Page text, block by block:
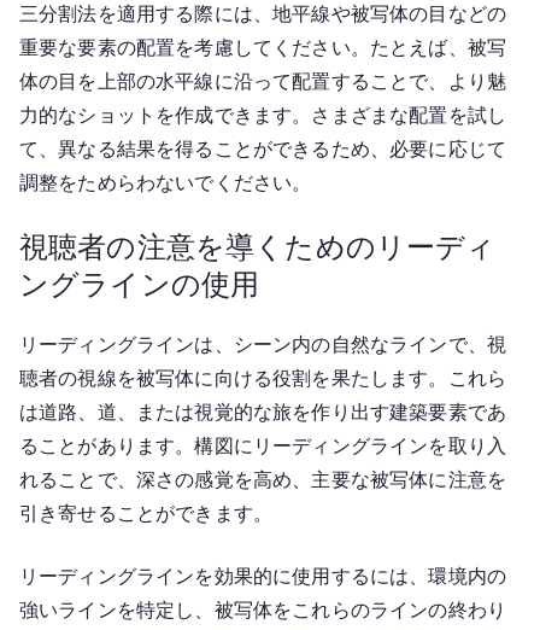
三分割法を適用する際には、地平線や被写体の目などの
重要な要素の配置を考慮してください。たとえば、被写
体の目を上部の水平線に沿って配置することで、より魅
力的なショットを作成できます。さまざまな配置を試し
て、異なる結果を得ることができるため、必要に応じて
調整をためらわないでください。
視聴者の注意を導くためのリーディ
ングラインの使用
リーディングラインは、シーン内の自然なラインで、視
聴者の視線を被写体に向ける役割を果たします。これら
は道路、道、または視覚的な旅を作り出す建築要素であ
ることがあります。構図にリーディングラインを取り入
れることで、深さの感覚を高め、主要な被写体に注意を
引き寄せることができます。
リーディングラインを効果的に使用するには、環境内の
強いラインを特定し、被写体をこれらのラインの終わり